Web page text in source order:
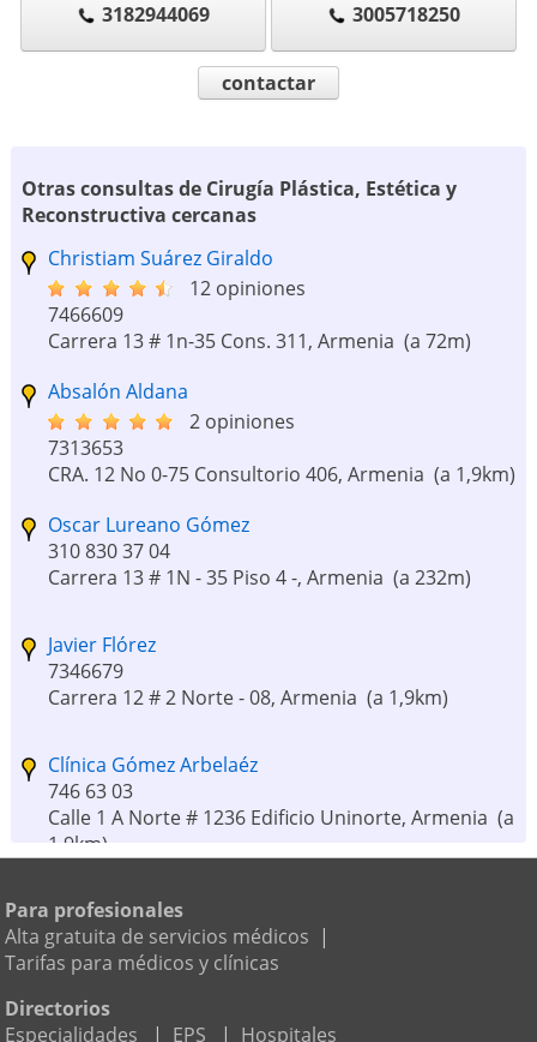
3182944069 3005718250
contactar
Otras consultas de Cirugía Plástica, Estética y
Reconstructiva cercanas
Christiam Suárez Giraldo
12 opiniones
7466609
Carrera 13 # 1n-35 Cons. 311, Armenia (a 72m)
Absalón Aldana
2 opiniones
7313653
CRA. 12 No 0-75 Consultorio 406, Armenia (a 1,9km)
Oscar Lureano Gómez
310 830 37 04
Carrera 13 # 1N - 35 Piso 4 -, Armenia (a 232m)
Javier Flórez
7346679
Carrera 12 # 2 Norte - 08, Armenia (a 1,9km)
Clínica Gómez Arbelaéz
746 63 03
Calle 1 A Norte # 1236 Edificio Uninorte, Armenia (a
1,9km)
6 7465130
Carrera 14 A 10 A Norte 36, Armenia
Mediservicios S.a. Clinica Del Parque
Para profesionales
Alta gratuita de servicios médicos |
Tarifas para médicos y clínicas
Directorios
Especialidades
| EPS | Hospitales